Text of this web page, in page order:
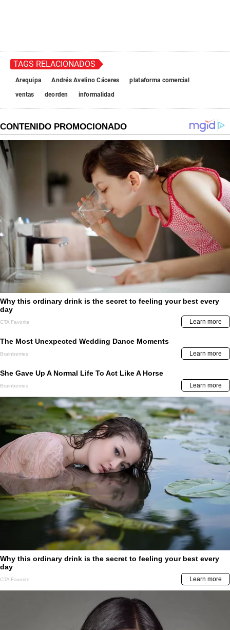
TAGS RELACIONADOS
Arequipa Andrés Avelino Cáceres
plataforma comercial
ventas
deorden informalidad